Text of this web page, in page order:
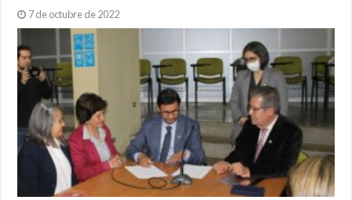
7 de octubre de 2022